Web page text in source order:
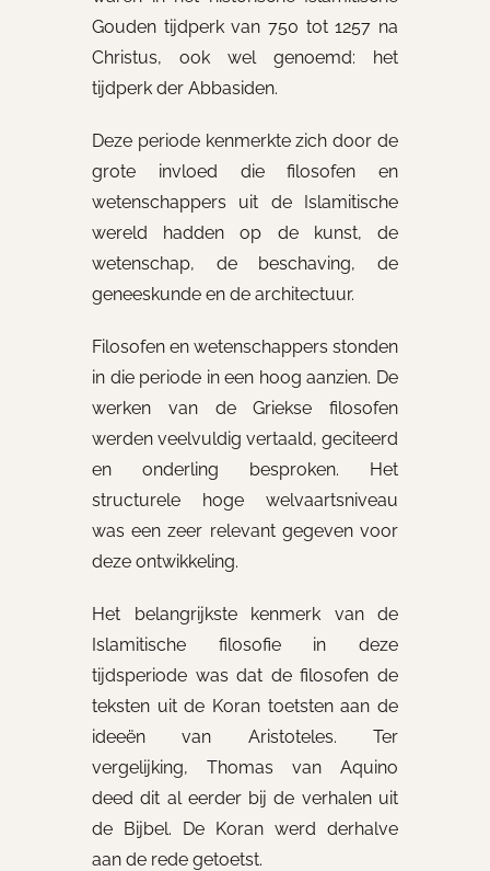
Gouden tijdperk van 750 tot 1257 na
Christus, ook wel genoemd: het
tijdperk der Abbasiden.
Deze periode kenmerkte zich door de
grote invloed die filosofen en
wetenschappers uit de Islamitische
wereld hadden op de kunst, de
wetenschap, de beschaving, de
geneeskunde en de architectuur.
Filosofen en wetenschappers stonden
in die periode in een hoog aanzien. De
werken van de Griekse filosofen
werden veelvuldig vertaald, geciteerd
en onderling besproken. Het
structurele hoge welvaartsniveau
was een zeer relevant gegeven voor
deze ontwikkeling.
Het belangrijkste kenmerk van de
Islamitische filosofie in deze
tijdsperiode was dat de filosofen de
teksten uit de Koran toetsten aan de
ideeën van Aristoteles. Ter
vergelijking, Thomas van Aquino
deed dit al eerder bij de verhalen uit
de Bijbel. De Koran werd derhalve
aan de rede getoetst.